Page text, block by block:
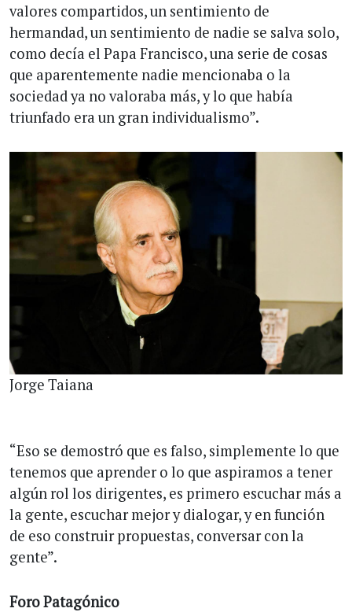
valores compartidos, un sentimiento de
hermandad, un sentimiento de nadie se salva solo,
como decía el Papa Francisco, una serie de cosas
que aparentemente nadie mencionaba o la
sociedad ya no valoraba más, y lo que había
triunfado era un gran individualismo”.
Jorge Taiana
“Eso se demostró que es falso, simplemente lo que
tenemos que aprender o lo que aspiramos a tener
algún rol los dirigentes, es primero escuchar más a
la gente, escuchar mejor y dialogar, y en función
de eso construir propuestas, conversar con la
gente”.
Foro Patagónico